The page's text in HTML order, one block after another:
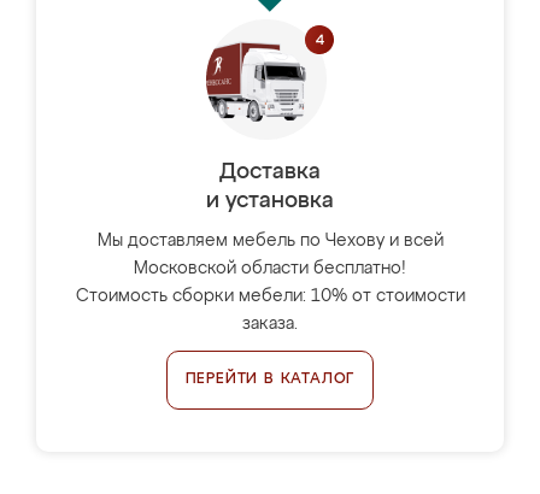
Доставка
и установка
Мы доставляем мебель по Чехову и всей
Московской области бесплатно!
Стоимость сборки мебели: 10% от стоимости
заказа.
ПЕРЕЙТИ В КАТАЛОГ